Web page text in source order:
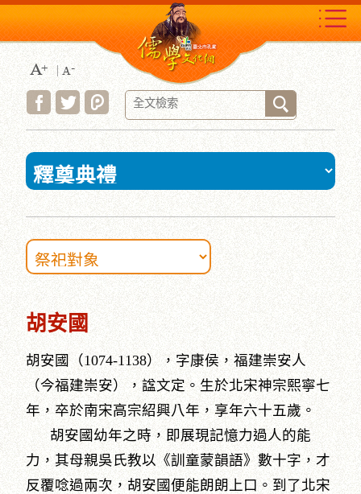
到
主
要
內
容
區
塊
:::
胡安國
胡安國（1074-1138），字康侯，福建崇安人
（今福建崇安），諡文定。生於北宋神宗熙寧七
年，卒於南宋高宗紹興八年，享年六十五歲。
胡安國幼年之時，即展現記憶力過人的能
力，其母親吳氏教以《訓童蒙韻語》數十字，才
反覆唸過兩次，胡安國便能朗朗上口。到了北宋